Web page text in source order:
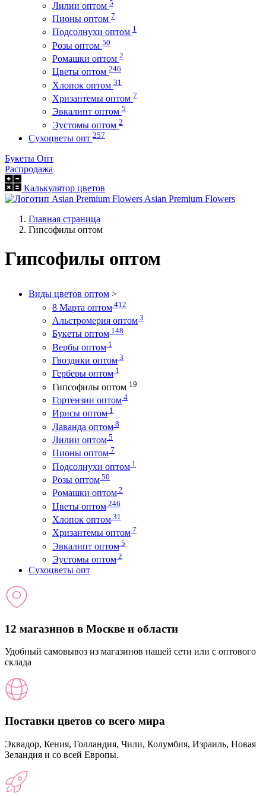
Лилии оптом 5
Пионы оптом 7
Подсолнухи оптом 1
Розы оптом 50
Ромашки оптом 2
Цветы оптом 246
Хлопок оптом 31
Хризантемы оптом 7
Эвкалипт оптом 5
Эустомы оптом 2
Сухоцветы опт 257
Букеты Опт
Распродажа
Калькулятор цветов
Asian Premium Flowers
Главная страница
Гипсофилы оптом
Гипсофилы оптом
Виды цветов оптом >
8 Марта оптом 412
Альстромерия оптом 3
Букеты оптом 148
Вербы оптом 1
Гвоздики оптом 3
Герберы оптом 1
Гипсофилы оптом 19
Гортензии оптом 4
Ирисы оптом 1
Лаванда оптом 8
Лилии оптом 5
Пионы оптом 7
Подсолнухи оптом 1
Розы оптом 50
Ромашки оптом 2
Цветы оптом 246
Хлопок оптом 31
Хризантемы оптом 7
Эвкалипт оптом 5
Эустомы оптом 2
Сухоцветы опт
12 магазинов в Москве и области
Удобный самовывоз из магазинов нашей сети или с оптового
склада
Поставки цветов со всего мира
Эквадор, Кения, Голландия, Чили, Колумбия, Израиль, Новая
Зеландия и со всей Европы.